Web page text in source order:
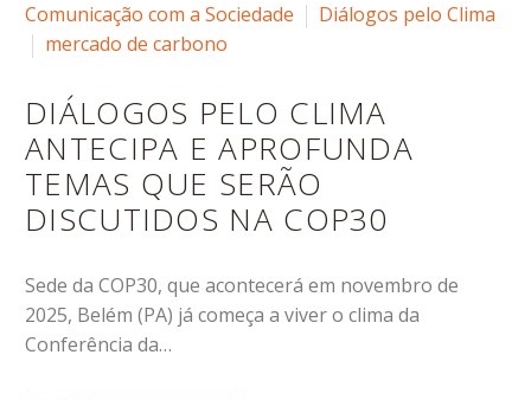
Comunicação com a Sociedade
Diálogos pelo Clima
mercado de carbono
DIÁLOGOS PELO CLIMA
ANTECIPA E APROFUNDA
TEMAS QUE SERÃO
DISCUTIDOS NA COP30
Sede da COP30, que acontecerá em novembro de
2025, Belém (PA) já começa a viver o clima da
Conferência da…